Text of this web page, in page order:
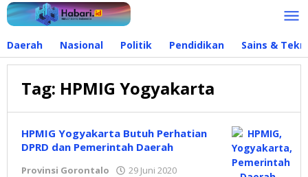
Lewati
ke
Daerah Nasional Politik Pendidikan Sains &
Tag: HPMIG Yogyakarta
HPMIG Yogyakarta Butuh Perhatian
DPRD dan Pemerintah Daerah
Provinsi Gorontalo 29 Juni 2020